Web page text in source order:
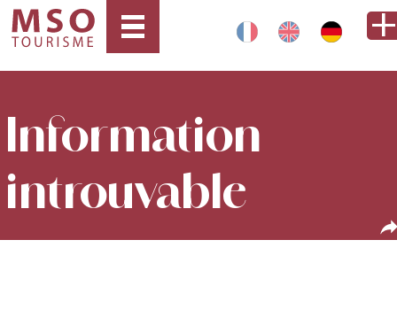
Information
introuvable